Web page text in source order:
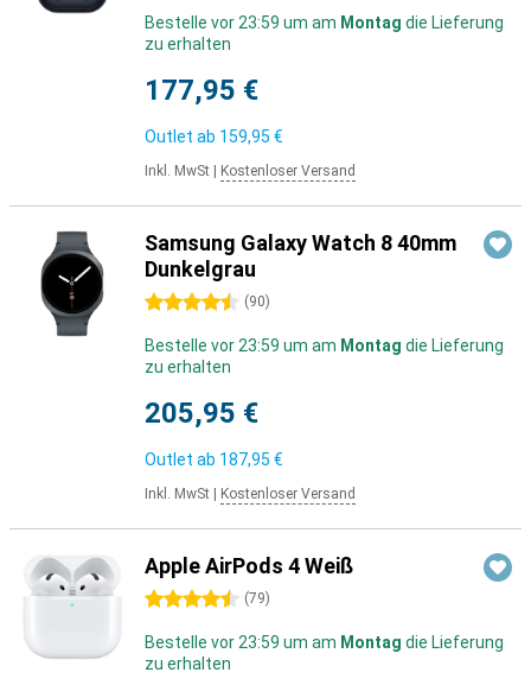
Bestelle vor 23:59 um am Montag die Lieferung
zu erhalten
177,95 €
Outlet ab 159,95 €
Inkl. MwSt Kostenloser Versand
Samsung Galaxy Watch 8 40mm
Dunkelgrau
4.5 Sterne (90)
Bestelle vor 23:59 um am Montag die Lieferung
zu erhalten
205,95 €
Outlet ab 187,95 €
Inkl. MwSt Kostenloser Versand
Apple AirPods 4 Weiß
4.5 Sterne (79)
Bestelle vor 23:59 um am Montag die Lieferung
zu erhalten